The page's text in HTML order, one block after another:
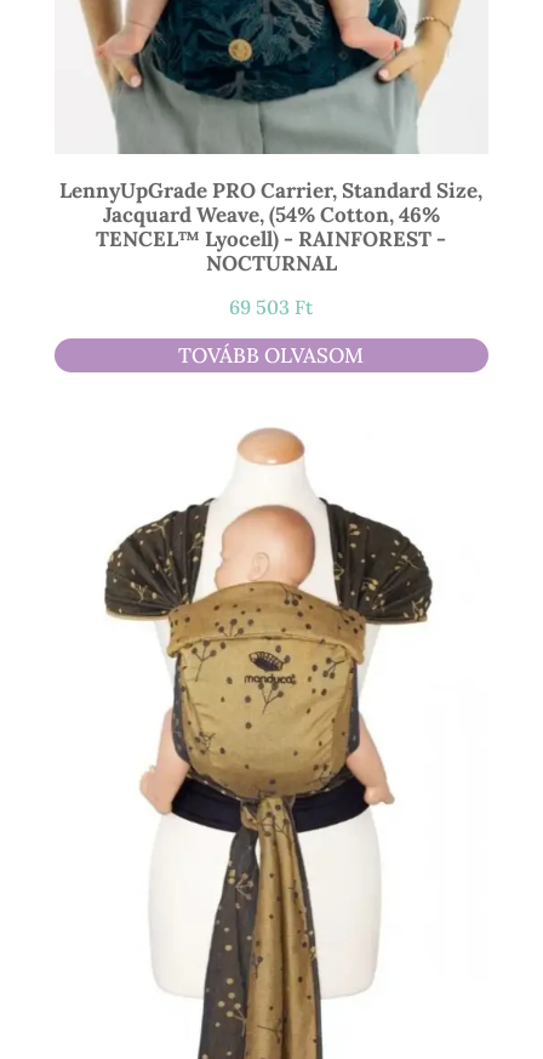
LennyUpGrade PRO Carrier, Standard Size,
Jacquard Weave, (54% Cotton, 46%
TENCEL™ Lyocell) - RAINFOREST -
NOCTURNAL
69 503 Ft
TOVÁBB OLVASOM